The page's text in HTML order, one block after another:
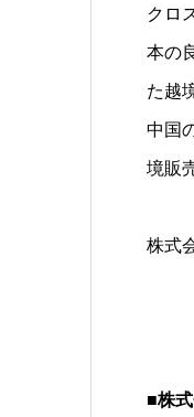
クロ
本の
た越
中国
境販
株式
■株